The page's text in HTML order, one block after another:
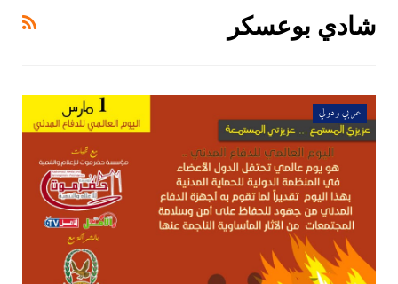
شادي بوعسكر
عربي ودولي